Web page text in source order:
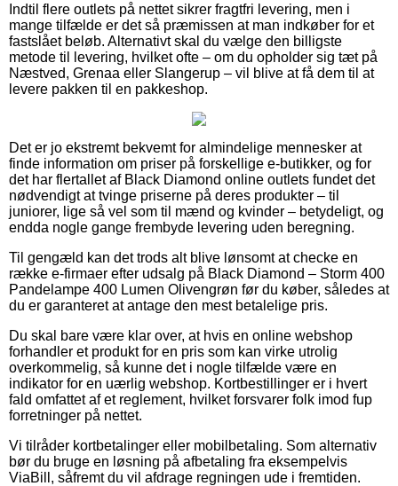
Indtil flere outlets på nettet sikrer fragtfri levering, men i
mange tilfælde er det så præmissen at man indkøber for et
fastslået beløb. Alternativt skal du vælge den billigste
metode til levering, hvilket ofte – om du opholder sig tæt på
Næstved, Grenaa eller Slangerup – vil blive at få dem til at
levere pakken til en pakkeshop.
Det er jo ekstremt bekvemt for almindelige mennesker at
finde information om priser på forskellige e-butikker, og for
det har flertallet af Black Diamond online outlets fundet det
nødvendigt at tvinge priserne på deres produkter – til
juniorer, lige så vel som til mænd og kvinder – betydeligt, og
endda nogle gange frembyde levering uden beregning.
Til gengæld kan det trods alt blive lønsomt at checke en
række e-firmaer efter udsalg på Black Diamond – Storm 400
Pandelampe 400 Lumen Olivengrøn før du køber, således at
du er garanteret at antage den mest betalelige pris.
Du skal bare være klar over, at hvis en online webshop
forhandler et produkt for en pris som kan virke utrolig
overkommelig, så kunne det i nogle tilfælde være en
indikator for en uærlig webshop. Kortbestillinger er i hvert
fald omfattet af et reglement, hvilket forsvarer folk imod fup
forretninger på nettet.
Vi tilråder kortbetalinger eller mobilbetaling. Som alternativ
bør du bruge en løsning på afbetaling fra eksempelvis
ViaBill, såfremt du vil afdrage regningen ude i fremtiden.